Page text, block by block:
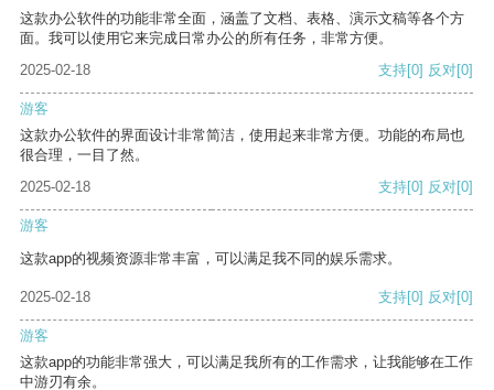
这款办公软件的功能非常全面，涵盖了文档、表格、演示文稿等各个方
面。我可以使用它来完成日常办公的所有任务，非常方便。
2025-02-18
支持[0] 反对[0]
游客
这款办公软件的界面设计非常简洁，使用起来非常方便。功能的布局也
很合理，一目了然。
2025-02-18
支持[0] 反对[0]
游客
这款app的视频资源非常丰富，可以满足我不同的娱乐需求。
2025-02-18 支持[0] 反对[0]
游客
这款app的功能非常强大，可以满足我所有的工作需求，让我能够在工作
中游刃有余。